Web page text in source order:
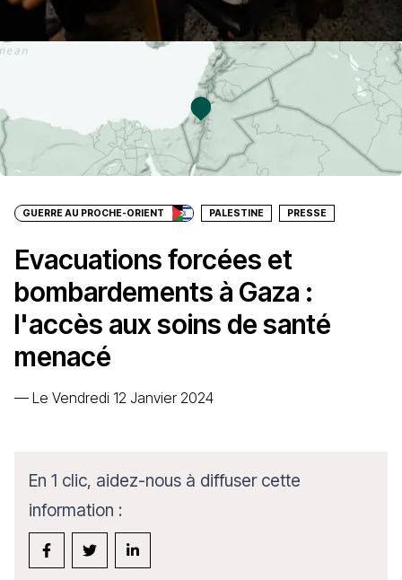
GUERRE AU PROCHE-ORIENT PALESTINE PRESSE
Evacuations forcées et
bombardements à Gaza :
l'accès aux soins de santé
menacé
— Le Vendredi 12 Janvier 2024
En 1 clic, aidez-nous à diffuser cette
information :